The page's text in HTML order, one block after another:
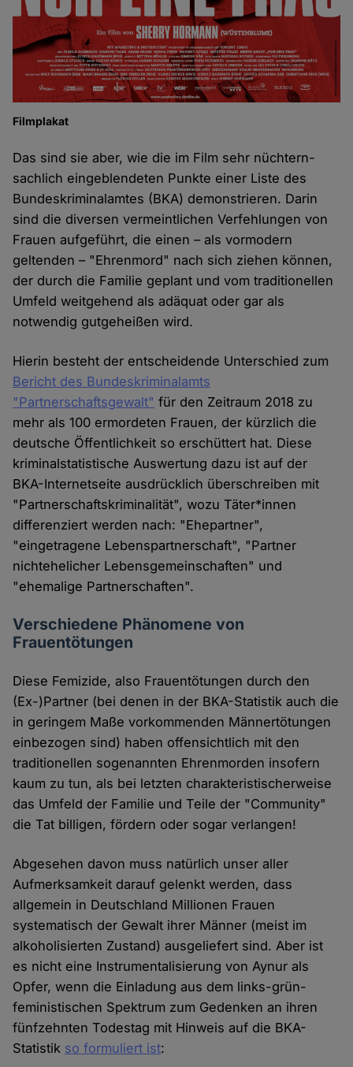
Filmplakat
Das sind sie aber, wie die im Film sehr nüchtern-
sachlich eingeblendeten Punkte einer Liste des
Bundeskriminalamtes (BKA) demonstrieren. Darin
sind die diversen vermeintlichen Verfehlungen von
Frauen aufgeführt, die einen – als vormodern
geltenden – "Ehrenmord" nach sich ziehen können,
der durch die Familie geplant und vom traditionellen
Umfeld weitgehend als adäquat oder gar als
notwendig gutgeheißen wird.
Hierin besteht der entscheidende Unterschied zum
Bericht des Bundeskriminalamts
"Partnerschaftsgewalt" für den Zeitraum 2018 zu
mehr als 100 ermordeten Frauen, der kürzlich die
deutsche Öffentlichkeit so erschüttert hat. Diese
kriminalstatistische Auswertung dazu ist auf der
BKA-Internetseite ausdrücklich überschreiben mit
"Partnerschaftskriminalität", wozu Täter*innen
differenziert werden nach: "Ehepartner",
"eingetragene Lebenspartnerschaft", "Partner
nichtehelicher Lebensgemeinschaften" und
"ehemalige Partnerschaften".
Verschiedene Phänomene von
Frauentötungen
Diese Femizide, also Frauentötungen durch den
(Ex-)Partner (bei denen in der BKA-Statistik auch die
in geringem Maße vorkommenden Männertötungen
einbezogen sind) haben offensichtlich mit den
traditionellen sogenannten Ehrenmorden insofern
kaum zu tun, als bei letzten charakteristischerweise
das Umfeld der Familie und Teile der "Community"
die Tat billigen, fördern oder sogar verlangen!
Abgesehen davon muss natürlich unser aller
Aufmerksamkeit darauf gelenkt werden, dass
allgemein in Deutschland Millionen Frauen
systematisch der Gewalt ihrer Männer (meist im
alkoholisierten Zustand) ausgeliefert sind. Aber ist
es nicht eine Instrumentalisierung von Aynur als
Opfer, wenn die Einladung aus dem links-grün-
feministischen Spektrum zum Gedenken an ihren
fünfzehnten Todestag mit Hinweis auf die BKA-
Statistik so formuliert ist: